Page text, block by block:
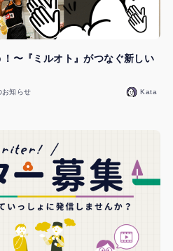
〜『ミルオト』がつなぐ新しい
お知らせ Kata